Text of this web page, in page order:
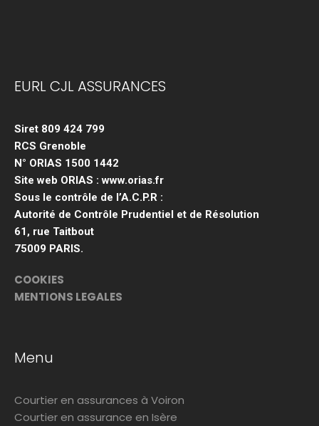
EURL CJL ASSURANCES
Siret 809 424 799
RCS Grenoble
N° ORIAS 1500 1442
Site web ORIAS : www.orias.fr
Sous le contrôle de l’A.C.P.R :
Autorité de Contrôle Prudentiel et de Résolution
61, rue Taitbout
75009 PARIS.
COOKIES
MENTIONS LEGALES
Menu
Courtier en assurances à Voiron
Courtier en assurance en Isère